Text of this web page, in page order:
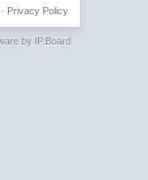
Privacy Policy
by IP.Board